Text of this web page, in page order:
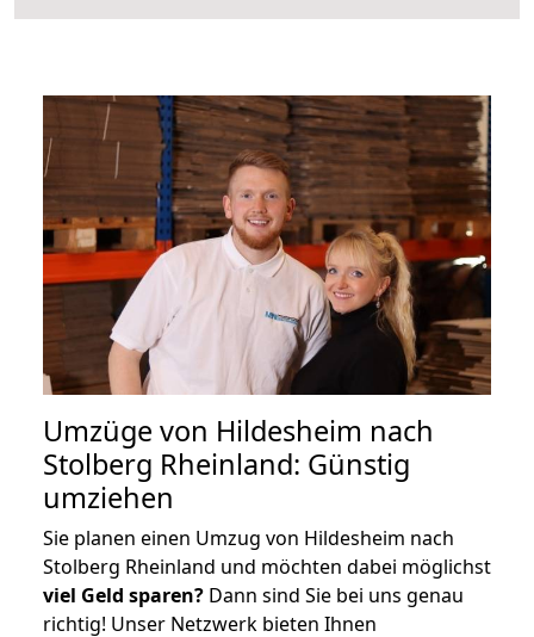
Umzüge von Hildesheim nach
Stolberg Rheinland: Günstig
umziehen
Sie planen einen Umzug von Hildesheim nach
Stolberg Rheinland und möchten dabei möglichst
viel Geld sparen? Dann sind Sie bei uns genau
richtig! Unser Netzwerk bieten Ihnen